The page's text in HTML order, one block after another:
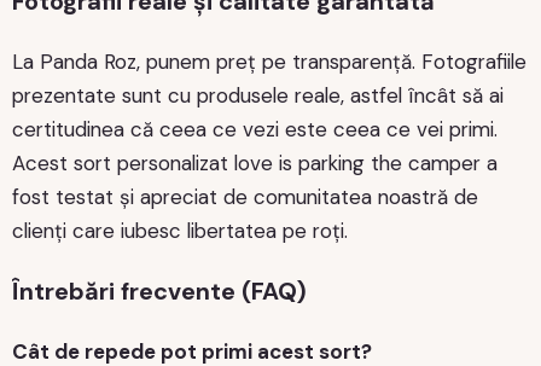
La Panda Roz, punem preț pe transparență. Fotografiile
prezentate sunt cu produsele reale, astfel încât să ai
certitudinea că ceea ce vezi este ceea ce vei primi.
Acest sort personalizat love is parking the camper a
fost testat și apreciat de comunitatea noastră de
clienți care iubesc libertatea pe roți.
Întrebări frecvente (FAQ)
Cât de repede pot primi acest sort?